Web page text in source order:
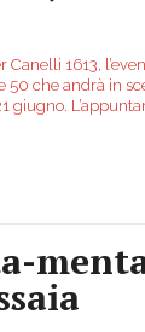
Canelli 1613,
50 che andrà in
giugno.